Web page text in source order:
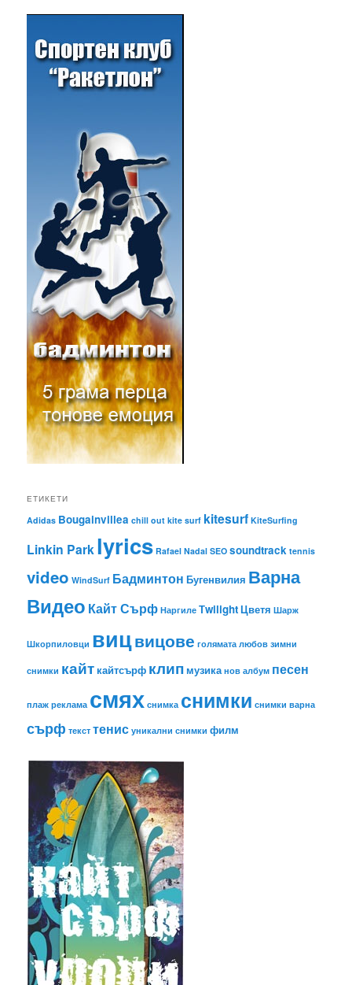
ЕТИКЕТИ
Adidas Bougainvillea chill out kite surf kitesurf KiteSurfing
Linkin Parklyrics Rafael Nadal SEO soundtrack tennis
video WindSurf Бадминтон Бугенвилия Варна
Видео Кайт Сърф Наргиле ТwilightЦветя Шарж
Шкорпиловци вицвицове голямата любов зимни
снимки кайт кайтсърф клип музика нов албум песен
плаж реклама смях снимка снимки снимки варна
сърф текст тенис уникални снимки филм